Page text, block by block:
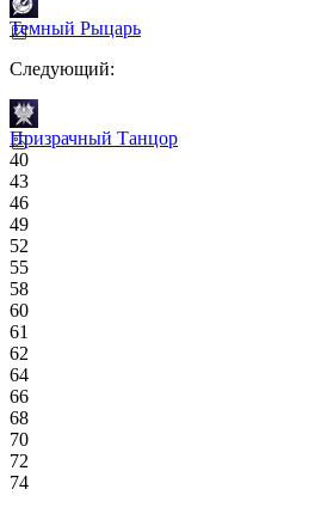
Темный Рыцарь
Следующий:
Призрачный Танцор
40
43
46
49
52
55
58
60
61
62
64
66
68
70
72
74